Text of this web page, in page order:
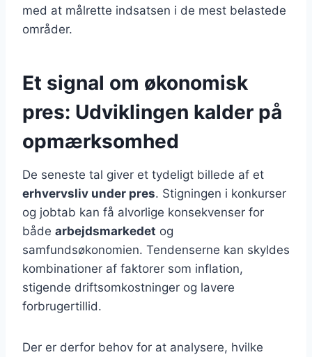
med at målrette indsatsen i de mest belastede
områder.
Et signal om økonomisk
pres: Udviklingen kalder på
opmærksomhed
De seneste tal giver et tydeligt billede af et
erhvervsliv under pres. Stigningen i konkurser
og jobtab kan få alvorlige konsekvenser for
både arbejdsmarkedet og
samfundsøkonomien. Tendenserne kan skyldes
kombinationer af faktorer som inflation,
stigende driftsomkostninger og lavere
forbrugertillid.
Der er derfor behov for at analysere, hvilke